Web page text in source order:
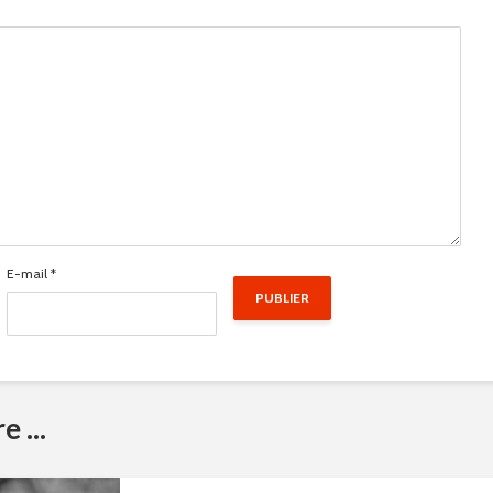
E-mail *
...